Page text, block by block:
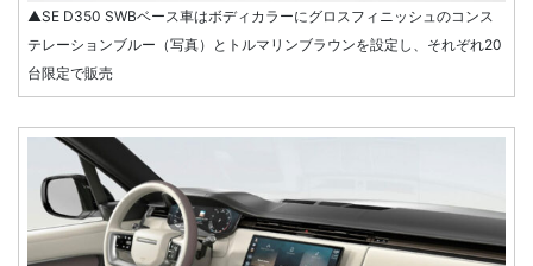
▲SE D350 SWBベース車はボディカラーにグロスフィニッシュのコンス
テレーションブルー（写真）とトルマリンブラウンを設定し、それぞれ20
台限定で販売